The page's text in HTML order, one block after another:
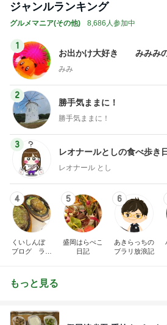
ジャンルランキング
グルメマニア(その他) 8,686人参加中
1
お出かけ大好き みみみ
みみ
2
勝手気ままに！
勝手気ままに！
3
レオナールとしの食べ歩き
レオナール とし
4
くいしんぼ
ブログ ラン
5
盛岡はらぺこ
日記
6
あきらっちの
ブラリ放浪記
もっと見る